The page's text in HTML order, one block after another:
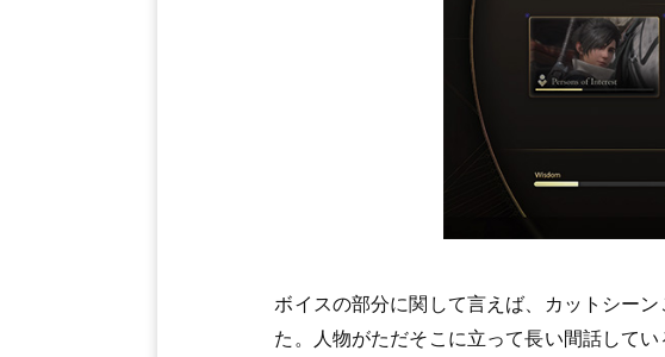
ボイスの部分に関して言えば、カットシー
た。人物がただそこに立って長い間話して